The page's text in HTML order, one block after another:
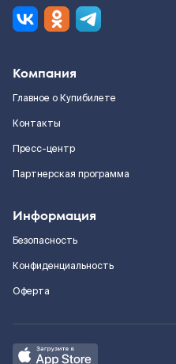
Компания
Главное о Купибилете
Контакты
Пресс-центр
Партнерская программа
Информация
Безопасность
Конфиденциальность
Оферта